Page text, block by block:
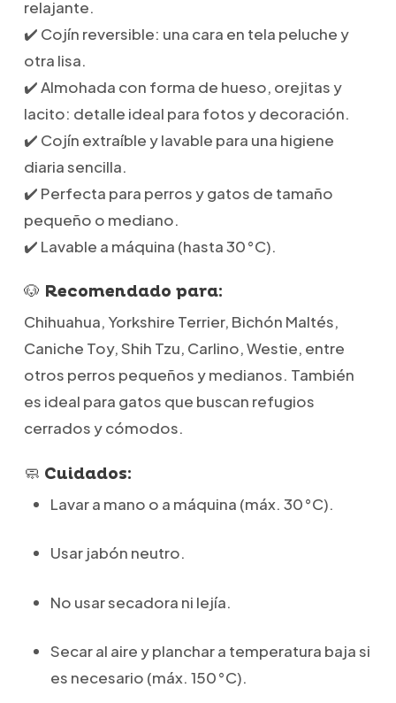
relajante.
✔️ Cojín reversible: una cara en tela peluche y
otra lisa.
✔️ Almohada con forma de hueso, orejitas y
lacito: detalle ideal para fotos y decoración.
✔️ Cojín extraíble y lavable para una higiene
diaria sencilla.
✔️ Perfecta para perros y gatos de tamaño
pequeño o mediano.
✔️ Lavable a máquina (hasta 30 °C).
🐶 Recomendado para:
Chihuahua, Yorkshire Terrier, Bichón Maltés,
Caniche Toy, Shih Tzu, Carlino, Westie, entre
otros perros pequeños y medianos. También
es ideal para gatos que buscan refugios
cerrados y cómodos.
🧼 Cuidados:
Lavar a mano o a máquina (máx. 30 °C).
Usar jabón neutro.
No usar secadora ni lejía.
Secar al aire y planchar a temperatura baja si
es necesario (máx. 150 °C).